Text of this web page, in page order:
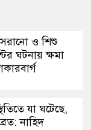
ও শিশু
ঘটনায় ক্ষমা
যা ঘটেছে,
নাহিদ